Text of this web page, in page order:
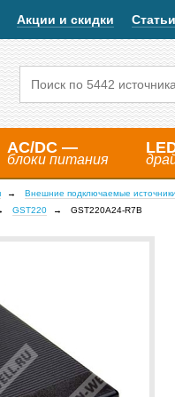
Акции и скидки Статьи
AC/DC —
блоки питания
Внешние подключаемые
GST220 GST220A24-R7B